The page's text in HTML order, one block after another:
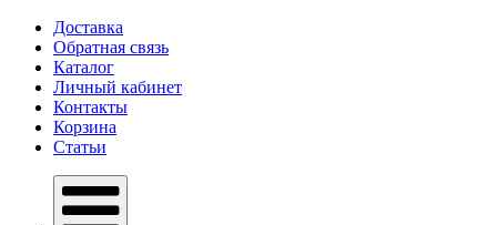
Доставка
Обратная связь
Каталог
Личный кабинет
Контакты
Корзина
Статьи